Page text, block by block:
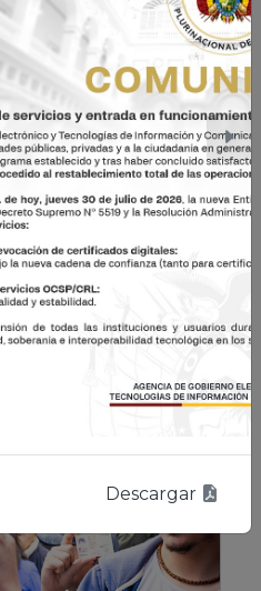
Descargar
Boliviana de
Convenio
para impulsar la
del Estado